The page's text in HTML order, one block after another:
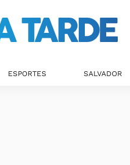
ESPORTES SALVADOR